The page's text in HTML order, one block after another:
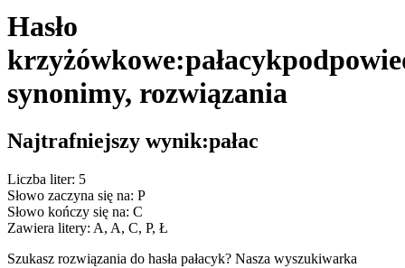
Hasło
krzyżówkowe:pałacyk
synonimy, rozwiązania
Najtrafniejszy wynik:pałac
Liczba liter: 5
Słowo zaczyna się na: P
Słowo kończy się na: C
Zawiera litery: A, A, C, P, Ł
Szukasz rozwiązania do hasła pałacyk? Nasza wyszukiwarka